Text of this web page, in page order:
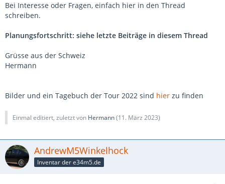
Bei Interesse oder Fragen, einfach hier in den Thread
schreiben.
Planungsfortschritt: siehe letzte Beiträge in diesem Thread
Grüsse aus der Schweiz
Hermann
Bilder und ein Tagebuch der Tour 2022 sind hier zu finden
Einmal editiert, zuletzt von Hermann(11. März 2023)
AndrewM5Winkelhock
Inventar der e34m5.de